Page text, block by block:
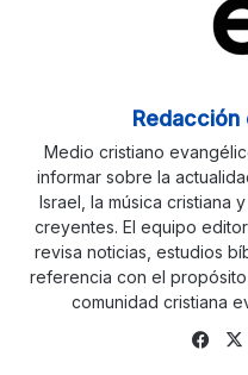
Medio cristiano
informar sobre la
Israel, la música cristiana
creyentes. El equipo
revisa noticias, estudios
referencia con el
comunidad cristiana
Fa